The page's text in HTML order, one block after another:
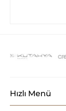
Hızlı Menü